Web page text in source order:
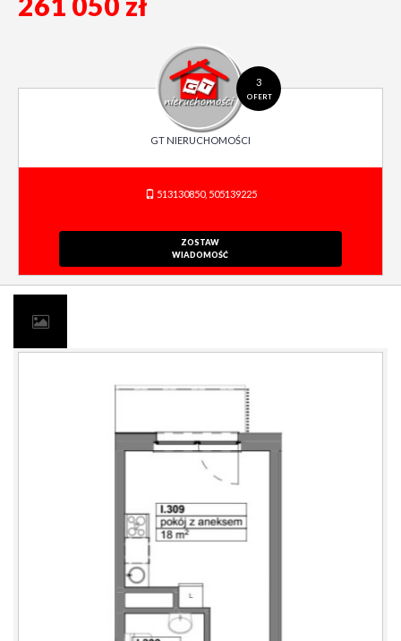
3
OFERT
GT NIERUCHOMOŚCI
513130850, 505139225
ZOSTAW
WIADOMOŚĆ